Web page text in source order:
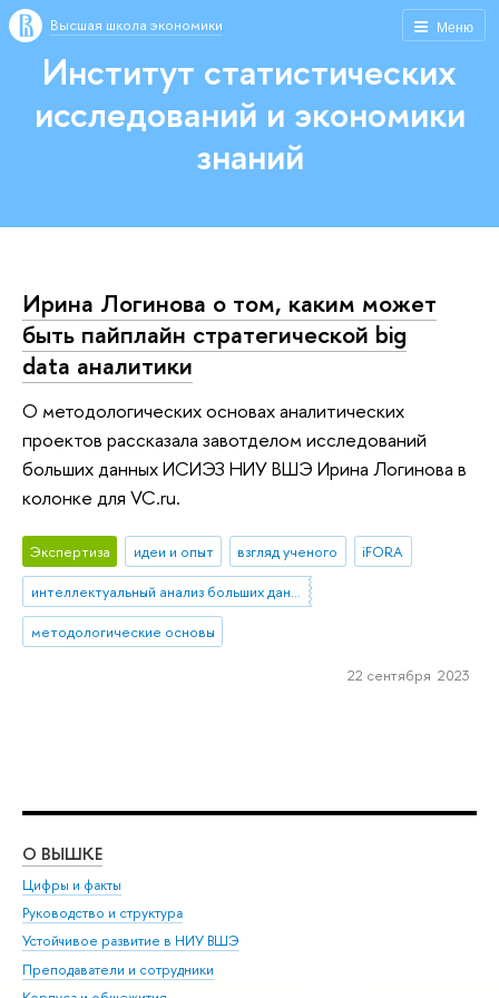
Меню
Высшая школа экономики
Институт статистических
исследований и экономики
знаний
Ирина Логинова о том, каким может
быть пайплайн стратегической big
data аналитики
О методологических основах аналитических
проектов рассказала завотделом исследований
больших данных ИСИЭЗ НИУ ВШЭ Ирина Логинова в
колонке для VC.ru.
Экспертиза идеи и опыт взгляд ученого
iFORA
интеллектуальный анализ больших данных
методологические основы
22 сентября 2023
О ВЫШКЕ
Цифры и факты
Руководство и структура
Устойчивое развитие в НИУ ВШЭ
Преподаватели и сотрудники